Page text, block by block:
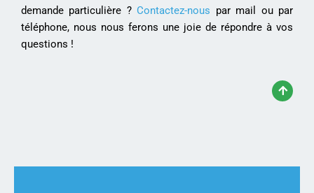
demande particulière ?Contactez-nous par mail ou par
téléphone, nous nous ferons une joie de répondre à vos
questions !